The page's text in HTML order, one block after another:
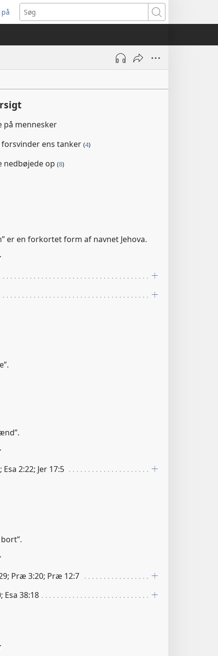
på
Søg
på mennesker
forsvinder ens tanker (4)
nedbøjede op (8)
er en forkortet form af navnet Jehova.
Esa 2:22; Jer 17:5
Præ 3:20; Præ 12:7
Esa 38:18